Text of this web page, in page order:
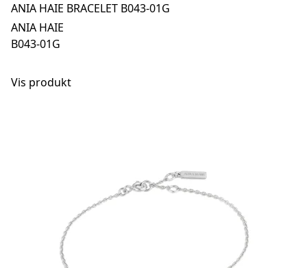
ANIA HAIE BRACELET B043-01G
ANIA HAIE
B043-01G
Vis produkt